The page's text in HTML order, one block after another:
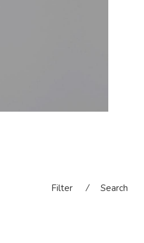
Filter ⁄ Search